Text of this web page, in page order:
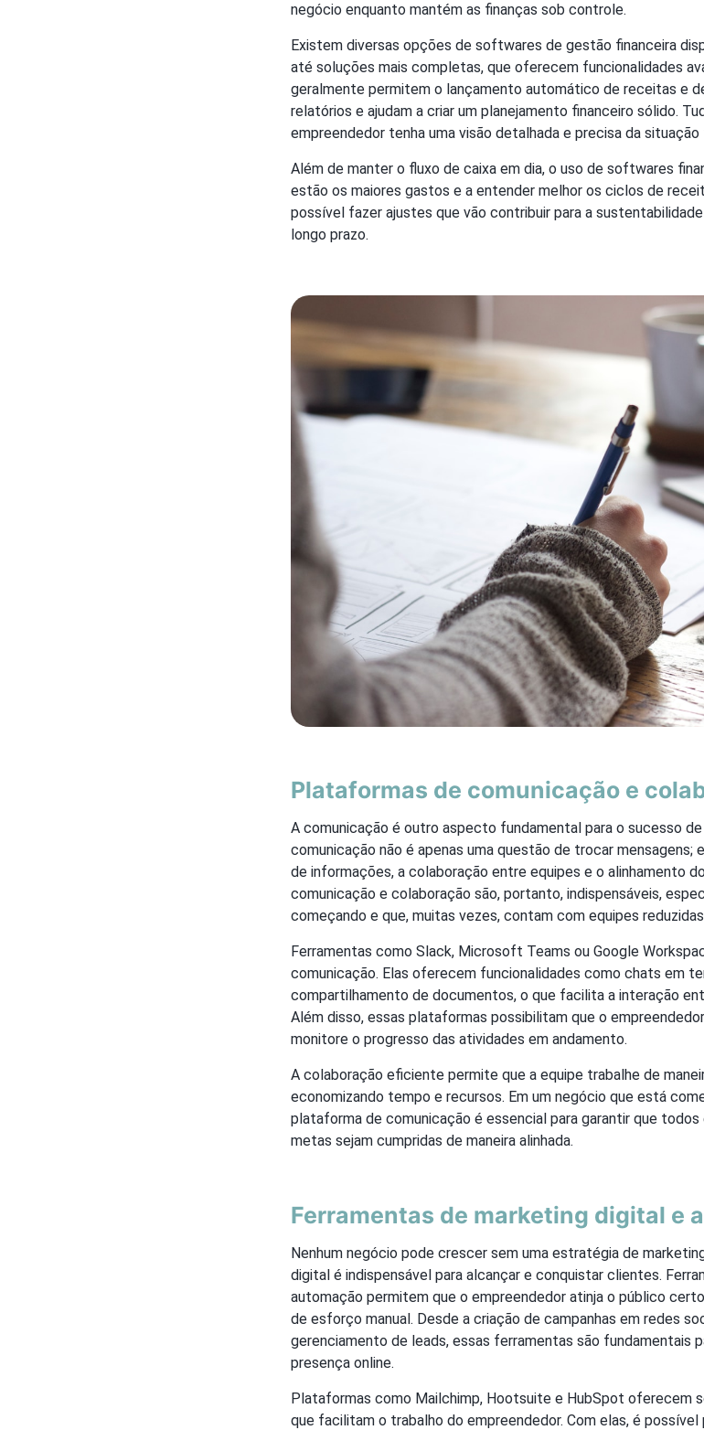
negócio enquanto mantém as finanças sob controle.
Existem diversas opções de softwares de gestão financeira
até soluções mais completas, que oferecem funcionalidades
geralmente permitem o lançamento automático de receitas e
relatórios e ajudam a criar um planejamento financeiro sólido.
empreendedor tenha uma visão detalhada e precisa da situação
Além de manter o fluxo de caixa em dia, o uso de softwares
estão os maiores gastos e a entender melhor os ciclos de
possível fazer ajustes que vão contribuir para a
longo prazo.
Plataformas de comunicação e
A comunicação é outro aspecto fundamental para o sucesso de
comunicação não é apenas uma questão de trocar
de informações, a colaboração entre equipes e o alinhamento
comunicação e colaboração são, portanto, indispensáveis,
começando e que, muitas vezes, contam com equipes
Ferramentas como Slack, Microsoft Teams ou Google
comunicação. Elas oferecem funcionalidades como chats em
compartilhamento de documentos, o que facilita a interação
Além disso, essas plataformas possibilitam que o
monitore o progresso das atividades em andamento.
A colaboração eficiente permite que a equipe trabalhe de
economizando tempo e recursos. Em um negócio que está
plataforma de comunicação é essencial para garantir que todos
metas sejam cumpridas de maneira alinhada.
Ferramentas de marketing digital e
Nenhum negócio pode crescer sem uma estratégia de
digital é indispensável para alcançar e conquistar clientes.
automação permitem que o empreendedor atinja o público
de esforço manual. Desde a criação de campanhas em redes
gerenciamento de leads, essas ferramentas são fundamentais
presença online.
Plataformas como Mailchimp, Hootsuite e HubSpot oferecem
que facilitam o trabalho do empreendedor. Com elas, é